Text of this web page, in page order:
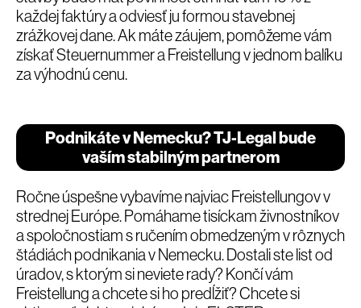
každej faktúry a odviesť ju formou stavebnej
zrážkovej dane. Ak máte záujem, pomôžeme vám
získať Steuernummer a Freistellung v jednom balíku
za výhodnú cenu.
Podnikáte v Nemecku? TJ-Legal bude
vaším stabilným partnerom
Ročne úspešne vybavíme najviac Freistellungov v
strednej Európe. Pomáhame tisíckam živnostníkov
a spoločnostiam s ručením obmedzeným v rôznych
štádiách podnikania v Nemecku. Dostali ste list od
úradov, s ktorým si neviete rady? Končí vám
Freistellung a chcete si ho predĺžiť? Chcete si